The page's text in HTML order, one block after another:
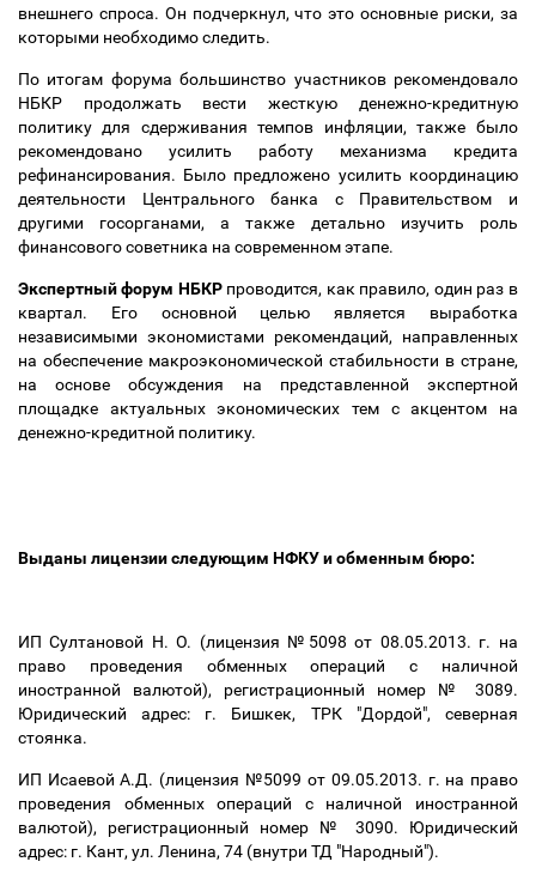
внешнего спроса. Он подчеркнул, что это основные риски, за
которыми необходимо следить.
По итогам форума большинство участников рекомендовало
НБКР продолжать вести жесткую денежно-кредитную
политику для сдерживания темпов инфляции, также было
рекомендовано усилить работу механизма кредита
рефинансирования. Было предложено усилить координацию
деятельности Центрального банка с Правительством и
другими госорганами, а также детально изучить роль
финансового советника на современном этапе.
Экспертный форум НБКР проводится, как правило, один раз в
квартал. Его основной целью является выработка
независимыми экономистами рекомендаций, направленных
на обеспечение макроэкономической стабильности в стране,
на основе обсуждения на представленной экспертной
площадке актуальных экономических тем с акцентом на
денежно-кредитной политику.
Выданы лицензии следующим НФКУ и обменным бюро:
ИП Султановой Н. О. (лицензия №5098 от 08.05.2013. г. на
право проведения обменных операций с наличной
иностранной валютой), регистрационный номер № 3089.
Юридический адрес: г. Бишкек, ТРК "Дордой", северная
стоянка.
ИП Исаевой А.Д. (лицензия №5099 от 09.05.2013. г. на право
проведения обменных операций с наличной иностранной
валютой), регистрационный номер № 3090. Юридический
адрес: г. Кант, ул. Ленина, 74 (внутри ТД "Народный").